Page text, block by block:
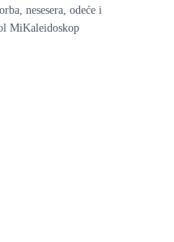
nesesera, odeće i
MiKaleidoskop